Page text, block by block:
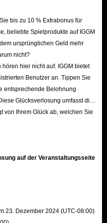
Ihres Charakters
Build erstellen
Shop von IGGM
an Rubinen an, die
ersparen werden.
(Prequel) zu
flexible
System zur Skill-
durch
Dark December ist für PC
unterstützt
(Cross-Play).
bis zu 10 % Extrabonus für
beliebte Spielprodukte auf IGGM
ursprünglichen Geld mehr
nicht?
hier nicht auf. IGGM bietet
Benutzer an. Tippen Sie
entsprechende Belohnung
Glücksverlosung umfasst die
von Ihrem Glück ab, welchen Sie
auf der Veranstaltungsseite
23. Dezember 2024 (UTC-08:00)